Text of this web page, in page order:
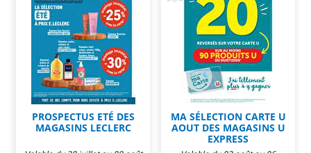
PROSPECTUS ETÉ DES
MAGASINS LECLERC
MA SÉLECTION CARTE U
AOUT DES MAGASINS U
EXPRESS